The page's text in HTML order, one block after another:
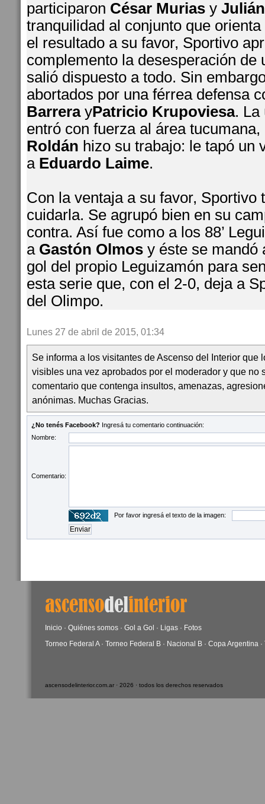
participaron César Murias y
tranquilidad al conjunto que orienta
el resultado a su favor, Sportivo
complemento la desesperación de
salió dispuesto a todo. Sin
abortados por una férrea defensa
BarrerayPatricio Krupoviesa. La
entró con fuerza al área
Roldán hizo su trabajo: le tapó un
a Eduardo Laime.
Con la ventaja a su favor, Sportivo
cuidarla. Se agrupó bien en su
contra. Así fue como a los 88’
a Gastón Olmos y éste se mandó
gol del propio Leguizamón para
esta serie que, con el 2-0, deja a
del Olimpo.
Lunes 27 de abril de 2015, 01:34
Se informa a los visitantes de Ascenso del Interior que
visibles una vez aprobados por el moderador y que no
comentario que contenga insultos, amenazas,
anónimas. Muchas Gracias.
¿No tenés Facebook? Ingresá tu comentario continuación:
Nombre:
Comentario:
Por favor ingresá el texto de la imagen:
Inicio · Quiénes somos · Gol a Gol · Ligas · Fotos
Torneo Federal A· Torneo Federal B · Nacional B · Copa Argentina ·
ascensodelinterior.com.ar · 2026 · todos los derechos reservados